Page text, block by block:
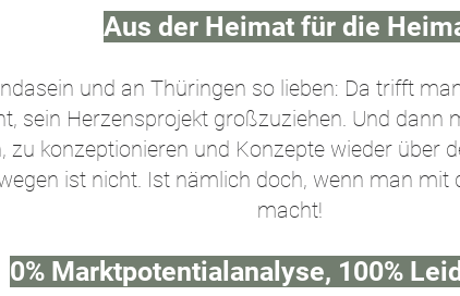
Aus der Heimat für die
und an Thüringen so lieben: Da trifft
sein Herzensprojekt großzuziehen. Und dann
zu konzeptionieren und Konzepte wieder über
ist nicht. Ist nämlich doch, wenn man
macht!
0% Marktpotentialanalyse, 100%